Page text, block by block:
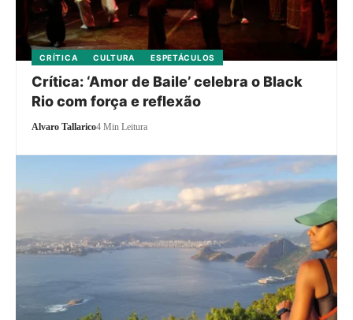
CRÍTICA CULTURA ESPETÁCULOS
Crítica: ‘Amor de Baile’ celebra o Black
Rio com força e reflexão
Alvaro Tallarico4 Min Leitura